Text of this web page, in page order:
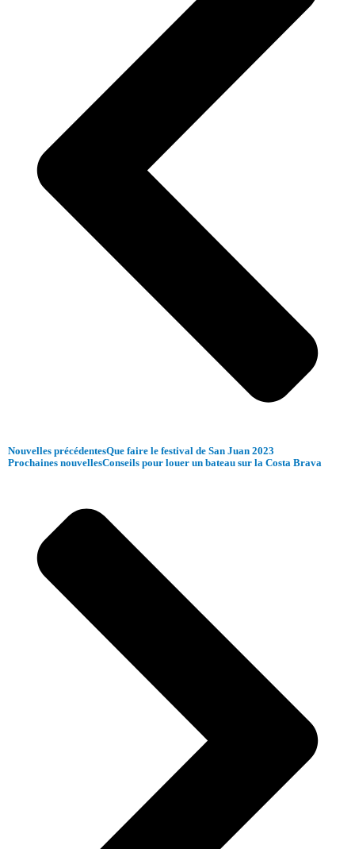
Nouvelles précédentesQue faire le festival de San Juan 2023
Prochaines nouvellesConseils pour louer un bateau sur la Costa Brava